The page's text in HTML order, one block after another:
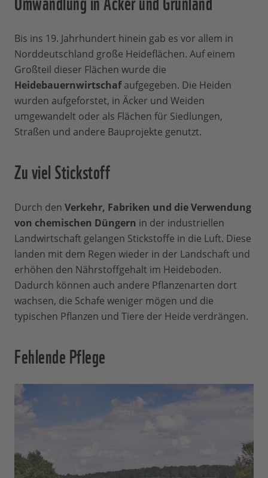
Bis ins 19. Jahrhundert hinein gab es vor allem in
Norddeutschland große Heideflächen. Auf einem
Großteil dieser Flächen wurde die
Heidebauernwirtschafaufgegeben. Die Heiden
wurden aufgeforstet, in Äcker und Weiden
umgewandelt oder als Flächen für Siedlungen,
Straßen und andere Bauprojekte genutzt.
Zu viel Stickstoff
Durch den Verkehr, Fabriken und die Verwendung
von chemischen Düngern in der industriellen
Landwirtschaft gelangen Stickstoffe in die Luft. Diese
landen mit dem Regen wieder in der Landschaft und
erhöhen den Nährstoffgehalt im Heideboden.
Dadurch können auch andere Pflanzenarten dort
wachsen, die Schafe weniger mögen und die
typischen Pflanzen und Tiere der Heide verdrängen.
Fehlende Pflege